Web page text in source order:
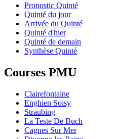
Pronostic Quinté
Quinté du jour
Arrivée du Quinté
Quinté d'hier
Quinté de demain
Synthèse Quinté
Courses PMU
Clairefontaine
Enghien Soisy
Straubing
La Teste De Buch
Cagnes Sur Mer